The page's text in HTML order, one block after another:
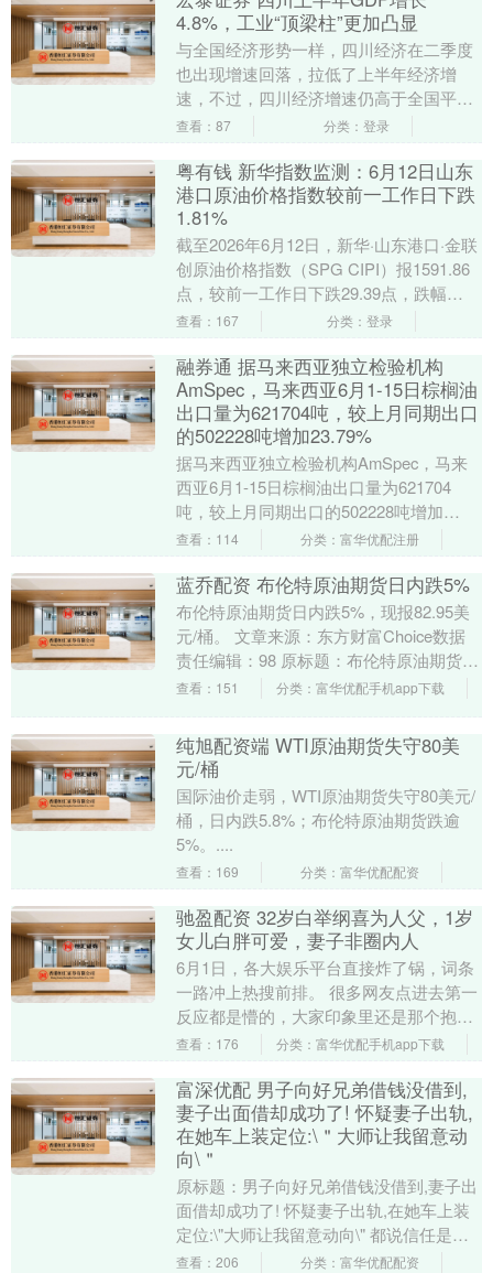
4.8%，工业“顶梁柱”更加凸显
与全国经济形势一样，四川经济在二季度
也出现增速回落，拉低了上半年经济增
速，不过，四川经济增速仍高于全国平均
水平。 7月16日，四川省统计局发布，
查看：87 分类：登录
粤有钱 新华指数监测：6月12日山东
港口原油价格指数较前一工作日下跌
1.81%
截至2026年6月12日，新华·山东港口·金联
创原油价格指数（SPG CIPI）报1591.86
点，较前一工作日下跌29.39点，跌幅
1.81%；山东港口进口原....
查看：167 分类：登录
融券通 据马来西亚独立检验机构
AmSpec，马来西亚6月1-15日棕榈油
出口量为621704吨，较上月同期出口
的502228吨增加23.79%
据马来西亚独立检验机构AmSpec，马来
西亚6月1-15日棕榈油出口量为621704
吨，较上月同期出口的502228吨增加
23.79%。....
查看：114 分类：富华优配注册
蓝乔配资 布伦特原油期货日内跌5%
布伦特原油期货日内跌5%，现报82.95美
元/桶。 文章来源：东方财富Choice数据
责任编辑：98 原标题：布伦特原油期货日
内跌5%，现报82.95美元/桶....
查看：151 分类：富华优配手机app下载
纯旭配资端 WTI原油期货失守80美
元/桶
国际油价走弱，WTI原油期货失守80美元/
桶，日内跌5.8%；布伦特原油期货跌逾
5%。....
查看：169 分类：富华优配配资
驰盈配资 32岁白举纲喜为人父，1岁
女儿白胖可爱，妻子非圈内人
6月1日，各大娱乐平台直接炸了锅，词条
一路冲上热搜前排。 很多网友点进去第一
反应都是懵的，大家印象里还是那个抱着
吉他唱摇滚的快乐男声少年，怎么悄无声
查看：176 分类：富华优配手机app下载
富深优配 男子向好兄弟借钱没借到,
妻子出面借却成功了! 怀疑妻子出轨,
在她车上装定位:\＂大师让我留意动
向\＂
原标题：男子向好兄弟借钱没借到,妻子出
面借却成功了! 怀疑妻子出轨,在她车上装
定位:\"大师让我留意动向\" 都说信任是婚
姻的基石 可真要弄丢了 日子过得一地
查看：206 分类：富华优配配资